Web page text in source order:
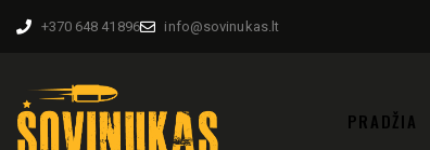
+370 648 41896 info@sovinukas.lt
PRADŽIA